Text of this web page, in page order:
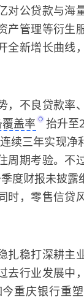
对公贷款与海
产管理等衍生
全新增长曲线
，不良贷款率
盖率
抬升至
续三年实现净
周期考验。不
度财报未披露
时，零售信贷
扎稳打深耕主
去行业发展中
重庆银行重